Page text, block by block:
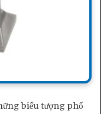
biểu tượng phổ